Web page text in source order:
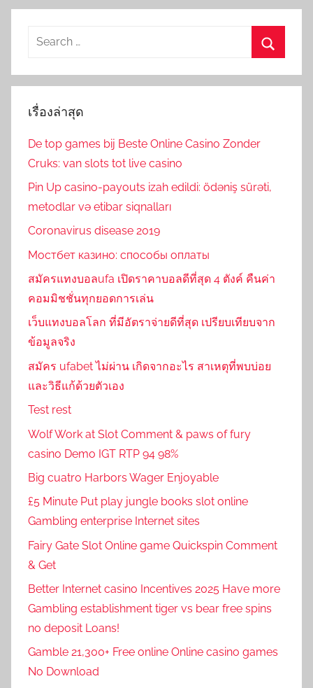
Search
เรื่องล่าสุด
De top games bij Beste Online Casino Zonder
Cruks: van slots tot live casino
Pin Up casino-payouts izah edildi: ödəniş sürəti,
metodlar və etibar siqnalları
Coronavirus disease 2019
Мостбет казино: способы оплаты
สมัครแทงบอลufa เปิดราคาบอลดีที่สุด 4 ตังค์ คืนค่า
คอมมิชชั่นทุกยอดการเล่น
เว็บแทงบอลโลก ที่มีอัตราจ่ายดีที่สุด เปรียบเทียบจาก
ข้อมูลจริง
สมัคร ufabet ไม่ผ่าน เกิดจากอะไร สาเหตุที่พบบ่อย
และวิธีแก้ด้วยตัวเอง
Test rest
Wolf Work at Slot Comment & paws of fury
casino Demo IGT RTP 94 98%
Big cuatro Harbors Wager Enjoyable
£5 Minute Put play jungle books slot online
Gambling enterprise Internet sites
Fairy Gate Slot Online game Quickspin Comment
& Get
Better Internet casino Incentives 2025 Have more
Gambling establishment tiger vs bear free spins
no deposit Loans!
Gamble 21,300+ Free online Online casino games
No Download